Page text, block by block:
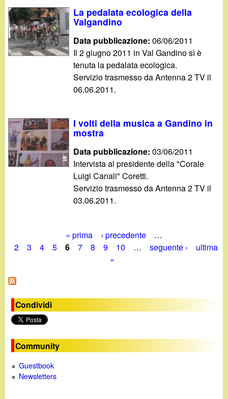
La pedalata ecologica della
Valgandino
Data pubblicazione:06/06/2011
Il 2 giugno 2011 in Val Gandino sì è
tenuta la pedalata ecologica.
Servizio trasmesso da Antenna 2 TV il
06.06.2011.
I volti della musica a Gandino in
mostra
Data pubblicazione:03/06/2011
Intervista al presidente della "Corale
Luigi Canali" Coretti.
Servizio trasmesso da Antenna 2 TV il
03.06.2011.
P
g
i
n
e
« prima ‹ precedente
…
2
3 4 5 6 7 8 9 10 … seguente ›
ultima
»
Condividi
Community
Guestbook
Newsletters